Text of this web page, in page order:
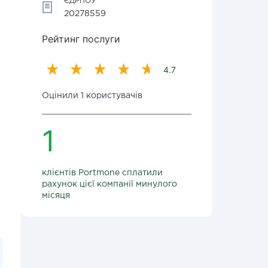
20278559
Рейтинг послуги
4.7
Оцінили 1 користувачів
1
клієнтів Portmone сплатили
рахунок цієї компанії минулого
місяця